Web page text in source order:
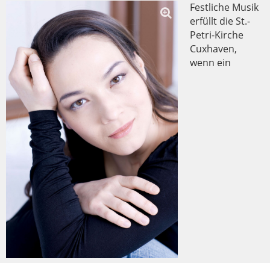
Festliche Musik
erfüllt die St.-
Petri-Kirche
Cuxhaven,
wenn ein